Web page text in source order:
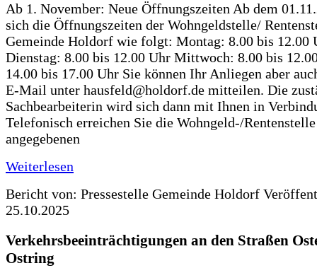
Ab 1. November: Neue Öffnungszeiten Ab dem
sich die Öffnungszeiten der Wohngeldstelle/
Gemeinde Holdorf wie folgt: Montag: 8.00 bis 12.00
Dienstag: 8.00 bis 12.00 Uhr Mittwoch: 8.00 bis
14.00 bis 17.00 Uhr Sie können Ihr Anliegen aber
E-Mail unter hausfeld@holdorf.de mitteilen. Die
Sachbearbeiterin wird sich dann mit Ihnen in
Telefonisch erreichen Sie die Wohngeld-/
angegebenen
Weiterlesen
Bericht von: Pressestelle Gemeinde Holdorf
25.10.2025
Verkehrsbeeinträchtigungen an den Straßen
Ostring